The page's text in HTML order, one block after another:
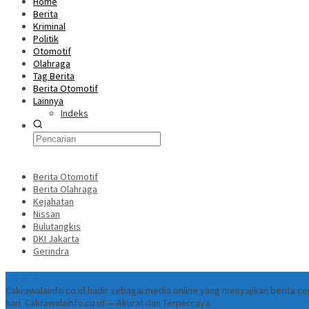
Berita
Kriminal
Politik
Otomotif
Olahraga
Tag Berita
Berita Otomotif
Lainnya
Indeks
Berita Otomotif
Berita Olahraga
Kejahatan
Nissan
Bulutangkis
DKI Jakarta
Gerindra
Cakrawalainfo.co.id hadir sebagai media online yang menyajikan berita
hari. Cakrawalainfo.co.id — Akurat dan Terpercaya.